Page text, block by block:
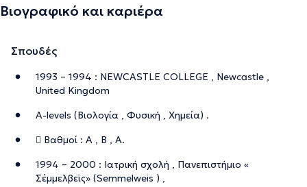
Βιογραφικό και καριέρα
Σπουδές
1993 – 1994 : NEWCASTLE COLLEGE , Newcastle ,
United Kingdom
A-levels (Βιολογία , Φυσική , Χημεία) .
 Βαθμοί : Α , Β , Α.
1994 – 2000 : Ιατρική σχολή , Πανεπιστήμιο «
Σέμμελβεϊς» (Semmelweis ) ,